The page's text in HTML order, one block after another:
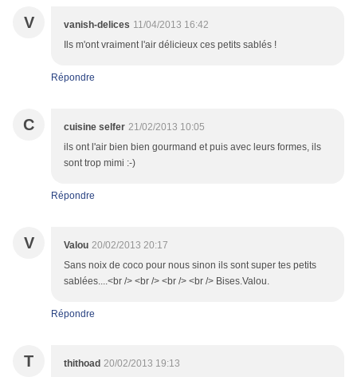
V vanish-delices 11/04/2013 16:42
Ils m'ont vraiment l'air délicieux ces petits sablés !
Répondre
C cuisine selfer 21/02/2013 10:05
ils ont l'air bien bien gourmand et puis avec leurs formes, ils
sont trop mimi :-)
Répondre
V Valou 20/02/2013 20:17
Sans noix de coco pour nous sinon ils sont super tes petits
sablées....<br /> <br /> <br /> <br /> Bises.Valou.
Répondre
T thithoad 20/02/2013 19:13